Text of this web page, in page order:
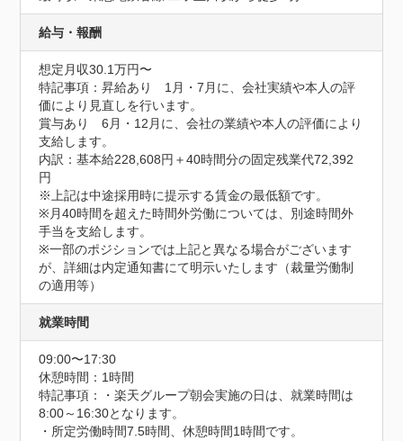
給与・報酬
想定月収30.1万円〜
特記事項：昇給あり　1月・7月に、会社実績や本人の評
価により見直しを行います。
賞与あり　6月・12月に、会社の業績や本人の評価により
支給します。
内訳：基本給228,608円＋40時間分の固定残業代72,392
円
※上記は中途採用時に提示する賃金の最低額です。
※月40時間を超えた時間外労働については、別途時間外
手当を支給します。
※一部のポジションでは上記と異なる場合がございます
が、詳細は内定通知書にて明示いたします（裁量労働制
の適用等）
就業時間
09:00〜17:30
休憩時間：1時間
特記事項：・楽天グループ朝会実施の日は、就業時間は
8:00～16:30となります。
・所定労働時間7.5時間、休憩時間1時間です。